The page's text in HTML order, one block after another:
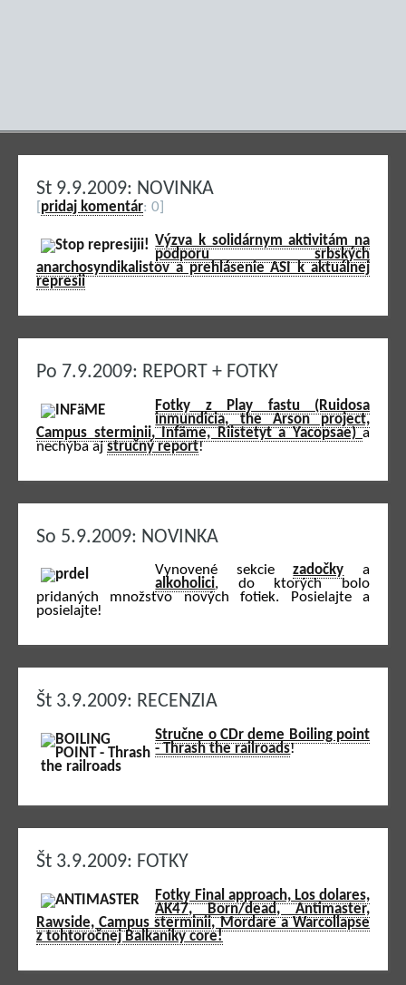
St 9.9.2009: NOVINKA
pridaj komentár: 0]
Výzva k solidárnym aktivitám na
podporu srbských
anarchosyndikalistov a prehlásenie ASI k aktuálnej
represii
Po 7.9.2009: REPORT + FOTKY
Fotky z Play fastu (Ruidosa
inmundicia, the Arson project,
Campus sterminii, Infäme, Riistetyt a Yacopsae)a
nechýba ajstručný report!
So 5.9.2009: NOVINKA
Vynovené sekciezadočky a
alkoholici, do ktorých bolo
pridaných množstvo nových fotiek. Posielajte a
posielajte!
Št 3.9.2009: RECENZIA
Stručne o CDr deme Boiling point
- Thrash the railroads!
Št 3.9.2009: FOTKY
Fotky Final approach, Los dolares,
AK47, Born/dead, Antimaster,
Rawside, Campus sterminii, Mordare a Warcollapse
z tohtoročnej Balkaniky core!